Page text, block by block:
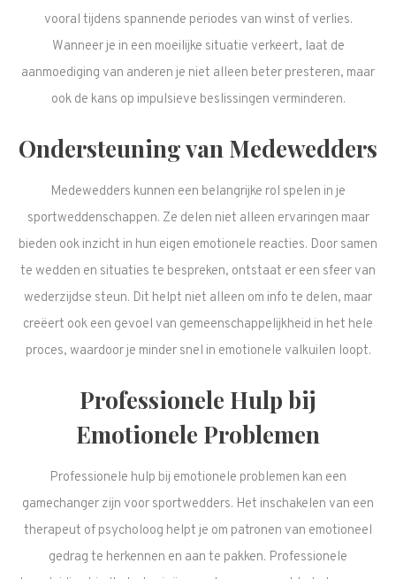
vooral tijdens spannende periodes van winst of verlies.
Wanneer je in een moeilijke situatie verkeert, laat de
aanmoediging van anderen je niet alleen beter presteren, maar
ook de kans op impulsieve beslissingen verminderen.
Ondersteuning van Medewedders
Medewedders kunnen een belangrijke rol spelen in je
sportweddenschappen. Ze delen niet alleen ervaringen maar
bieden ook inzicht in hun eigen emotionele reacties. Door samen
te wedden en situaties te bespreken, ontstaat er een sfeer van
wederzijdse steun. Dit helpt niet alleen om info te delen, maar
creëert ook een gevoel van gemeenschappelijkheid in het hele
proces, waardoor je minder snel in emotionele valkuilen loopt.
Professionele Hulp bij
Emotionele Problemen
Professionele hulp bij emotionele problemen kan een
gamechanger zijn voor sportwedders. Het inschakelen van een
therapeut of psycholoog helpt je om patronen van emotioneel
gedrag te herkennen en aan te pakken. Professionele